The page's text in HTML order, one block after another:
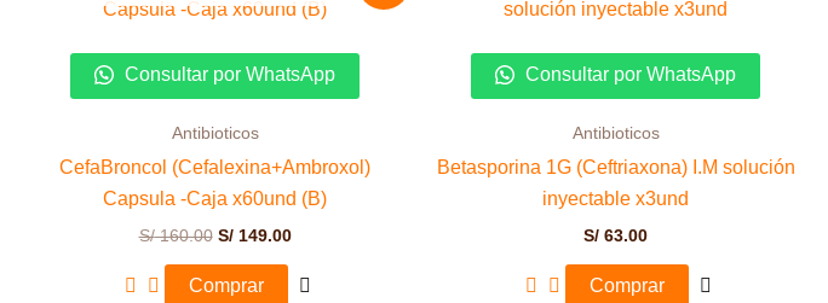
Consultar por WhatsApp
Antibioticos
CefaBroncol (Cefalexina+Ambroxol)
Capsula -Caja x60und (B)
S/160.00
original
S/ 160.00.
S/149.00
actual
S/ 149.00.
Comprar
Consultar por WhatsApp
Antibioticos
Betasporina 1G (Ceftriaxona) I.M solución
inyectable x3und
S/ 63.00
Comprar